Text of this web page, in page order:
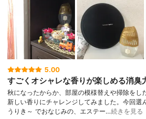
5.00
すごくオシャレな香りが楽しめる消臭
秋になったからか、部屋の模様替えや掃除をし
新しい香りにチャレンジしてみました。今回選
うりき～ でおなじみの、エステー…続きを見る